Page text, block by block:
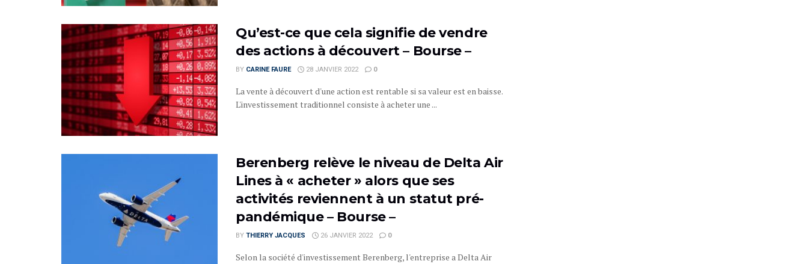
Qu’est-ce que cela signifie de vendre
des actions à découvert – Bourse –
BY CARINE FAURE 28 JANVIER 2022 0
La vente à découvert d'une action est rentable si sa valeur est en baisse.
L'investissement traditionnel consiste à acheter une ...
Berenberg relève le niveau de Delta Air
Lines à « acheter » alors que ses
activités reviennent à un statut pré-
pandémique – Bourse –
BY THIERRY JACQUES 26 JANVIER 2022 0
Selon la société d'investissement Berenberg, l'entreprise a Delta Air